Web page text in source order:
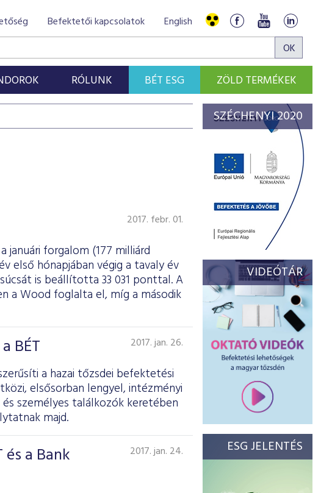
Befektetői kapcsolatok English
RÓLUNK BÉT ESG ZÖLD TERMÉKEK
2017. febr. 01.
januári forgalom (177 milliárd
első hónapjában végig a tavaly év
is beállította 33 031 ponttal. A
a Wood foglalta el, míg a második
BÉT 2017. jan. 26.
a hazai tőzsdei befektetési
elsősorban lengyel, intézményi
személyes találkozók keretében
majd.
a Bank
2017. jan. 24.
SZÉCHENYI 2020
VIDEÓTÁR
ESG JELENTÉS